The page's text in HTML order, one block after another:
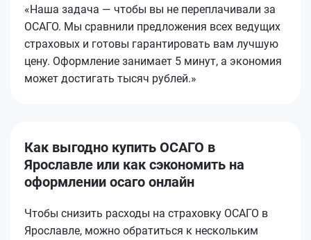
«Наша задача — чтобы вы не переплачивали за
ОСАГО. Мы сравнили предложения всех ведущих
страховых и готовы гарантировать вам лучшую
цену. Оформление занимает 5 минут, а экономия
может достигать тысяч рублей.»
Как выгодно купить ОСАГО в
Ярославле или как сэкономить на
оформлении осаго онлайн
Чтобы снизить расходы на страховку ОСАГО в
Ярославле, можно обратиться к нескольким